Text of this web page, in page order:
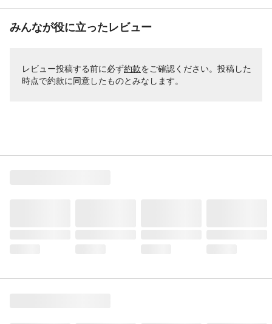
みんなが役に立ったレビュー
レビュー投稿する前に必ず約款をご確認ください。投稿した
時点で約款に同意したものとみなします。